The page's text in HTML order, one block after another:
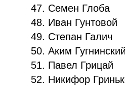
47. Семен Глоба
48. Иван Гунтовой
49. Степан Галич
50. Аким
51. Павел Грицай
52. Никифор